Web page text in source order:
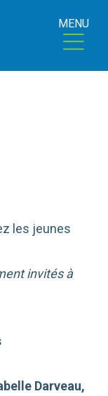
MENU
les jeunes
invités à
Darveau,